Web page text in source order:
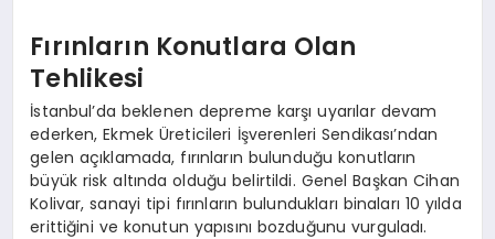
Fırınların Konutlara Olan
Tehlikesi
İstanbul’da beklenen depreme karşı uyarılar devam
ederken, Ekmek Üreticileri İşverenleri Sendikası’ndan
gelen açıklamada, fırınların bulunduğu konutların
büyük risk altında olduğu belirtildi. Genel Başkan Cihan
Kolivar, sanayi tipi fırınların bulundukları binaları 10 yılda
erittiğini ve konutun yapısını bozduğunu vurguladı.